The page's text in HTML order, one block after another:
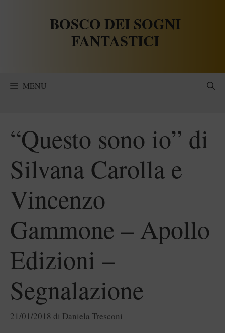
BOSCO DEI SOGNI
FANTASTICI
MENU
“Questo sono io” di
Silvana Carolla e
Vincenzo
Gammone – Apollo
Edizioni –
Segnalazione
21/01/2018 di Daniela Tresconi